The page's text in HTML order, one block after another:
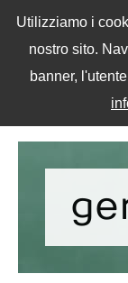
Utilizziamo i
nostro sito.
banner,
Menu